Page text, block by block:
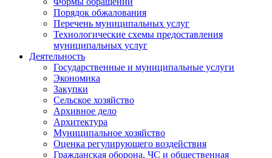
Порядок обжалования
Перечень муниципальных услуг
Технологические схемы предоставления
муниципальных услуг
Деятельность
Государственные и муниципальные услуги
Экономика
Закупки
Сельское хозяйство
Архивное дело
Архитектура
Муниципальное хозяйство
Оценка регулирующего воздействия
Гражданская оборона, ЧС и общественная